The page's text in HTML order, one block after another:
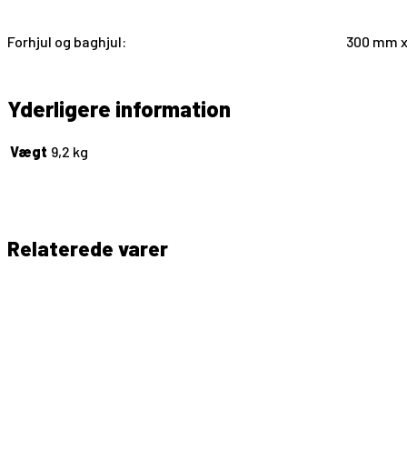
Forhjul og baghjul: 300 mm
Yderligere information
Vægt 9,2 kg
Relaterede varer